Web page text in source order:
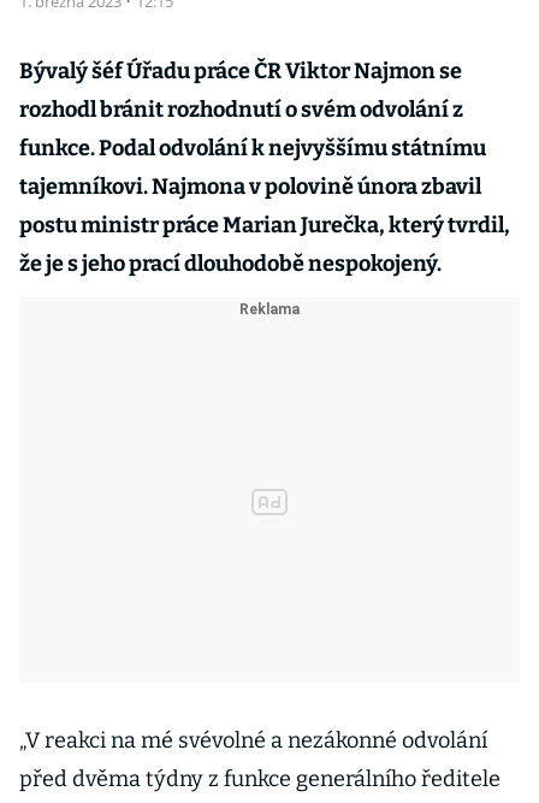
Bývalý šéf Úřadu práce ČR Viktor Najmon se
rozhodl bránit rozhodnutí o svém odvolání z
funkce. Podal odvolání k nejvyššímu státnímu
tajemníkovi. Najmona v polovině února zbavil
postu ministr práce Marian Jurečka, který tvrdil,
že je s jeho prací dlouhodobě nespokojený.
„V reakci na mé svévolné a nezákonné odvolání
před dvěma týdny z funkce generálního ředitele